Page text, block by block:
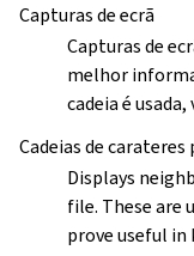
Capturas de ecrã
Capturas de
melhor
cadeia é usada,
Cadeias de carateres
Displays
file. These are
prove useful